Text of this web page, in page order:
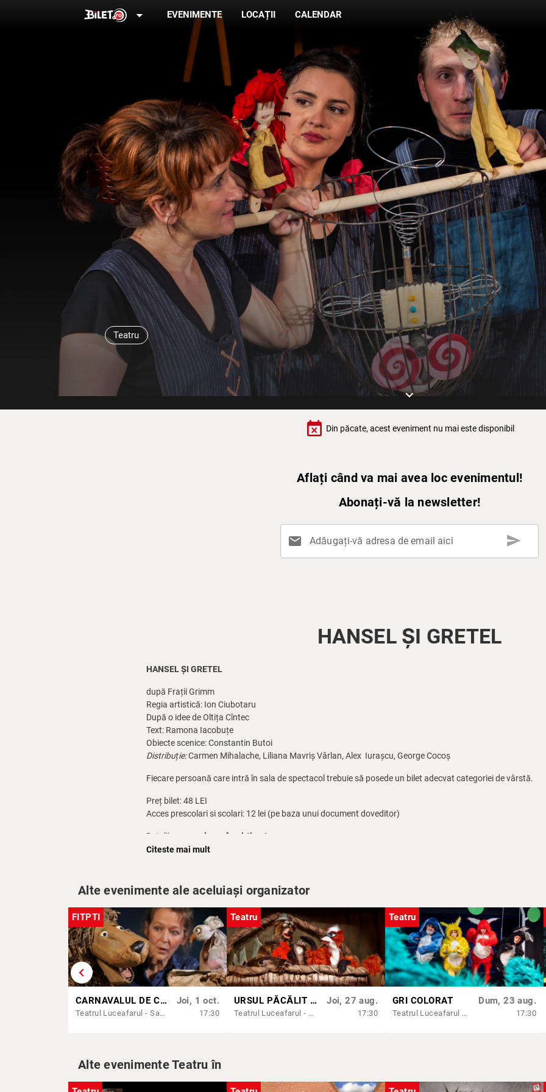
arrow_drop_down EVENIMENTE LOCAȚII CALENDAR
Teatru
keyboard_arrow_down
event_busy Din păcate, acest eveniment nu mai este disponibil
Aflați când va mai avea loc evenimentul!
Abonați-vă la newsletter!
mail Adăugați-vă adresa de email aici send
HANSEL ȘI GRETEL
HANSEL ȘI GRETEL
după Frații Grimm
Regia artistică: Ion Ciubotaru
După o idee de Oltița Cîntec
Text: Ramona Iacobuțe
Obiecte scenice: Constantin Butoi
Distribuție:Carmen Mihalache, Liliana Mavriș Vârlan,Alex Iurașcu,George Cocoș
Fiecare persoană care intră în sala de spectacol trebuie să posede un bilet adecvat categoriei de vârstă.
Preț bilet: 48 LEI
Acces prescolari si scolari: 12 lei (pe baza unui document doveditor)
Detalii pe
www.luceafarul-theatre.ro
Citeste mai mult
Alte evenimente ale aceluiași organizator
chevron_left
FITPTI
CARNAVALUL DE CARTON | FITPTI 2026
Teatrul Luceafarul - Sala Mică
Joi, 1 oct.
17:30
Teatru
URSUL PĂCĂLIT DE VULPE
Teatrul Luceafarul - Sala Mică
Joi, 27 aug.
17:30
Teatru
GRI COLORAT
Teatrul Luceafarul - Sala Mică
Dum, 23 aug.
17:30
Alte evenimente Teatru în